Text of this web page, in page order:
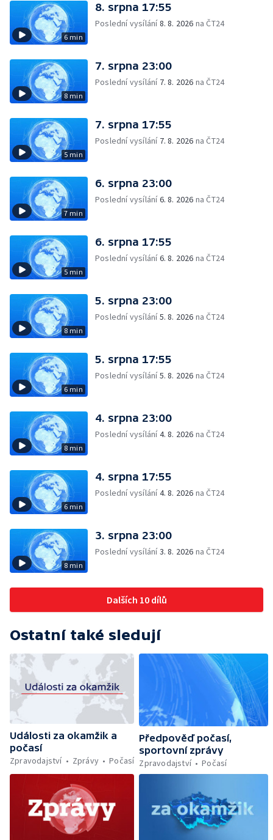
6 min
8. srpna 17:55
Poslední vysílání8. 8. 2026 na ČT24
8 min
7. srpna 23:00
Poslední vysílání 7. 8. 2026 na ČT24
5 min
7. srpna 17:55
Poslední vysílání 7. 8. 2026 na ČT24
7 min
6. srpna 23:00
Poslední vysílání6. 8. 2026 na ČT24
5 min
6. srpna 17:55
Poslední vysílání6. 8. 2026 na ČT24
8 min
5. srpna 23:00
Poslední vysílání5. 8. 2026 na ČT24
6 min
5. srpna 17:55
Poslední vysílání5. 8. 2026 na ČT24
8 min
4. srpna 23:00
Poslední vysílání4. 8. 2026 na ČT24
6 min
4. srpna 17:55
Poslední vysílání4. 8. 2026 na ČT24
8 min
3. srpna 23:00
Poslední vysílání3. 8. 2026 na ČT24
Dalších 10 dílů
Ostatní také sledují
Události za okamžik a
počasí
Zpravodajství
Zprávy Počasí
Předpověď počasí,
sportovní zprávy
Zpravodajství
Počasí